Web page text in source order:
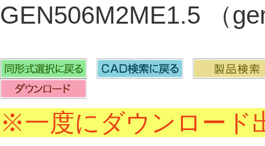
GEN506M2ME1.5 （
※一度にダウンロード